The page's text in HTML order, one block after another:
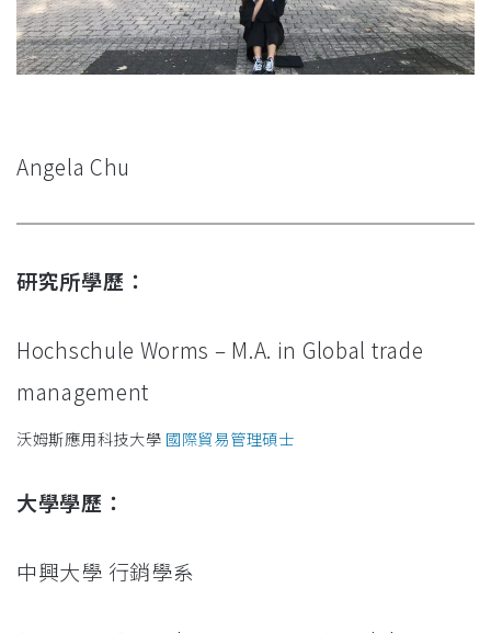
Angela Chu
研究所學歷：
Hochschule Worms – M.A. in Global trade
management
沃姆斯應用科技大學 國際貿易管理碩士
大學學歷：
中興大學 行銷學系